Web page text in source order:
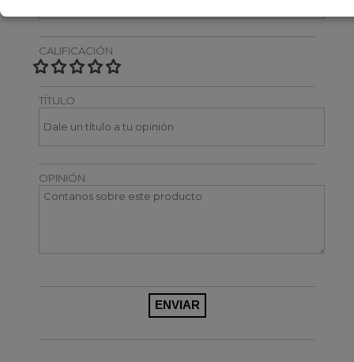
CALIFICACIÓN
TÍTULO
OPINIÓN